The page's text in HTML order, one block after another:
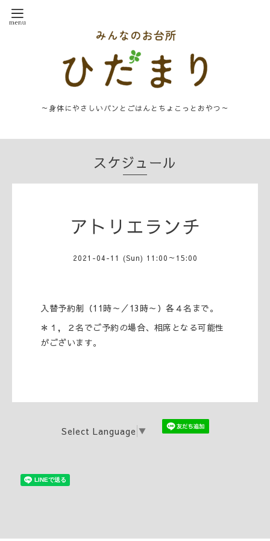
～身体にやさしいパンとごはんとちょこっとおやつ～
スケジュール
アトリエランチ
2021-04-11 (Sun) 11:00～15:00
入替予約制（11時～／13時～）各４名まで。
＊１，２名でご予約の場合、相席となる可能性
がございます。
Select Language ▼